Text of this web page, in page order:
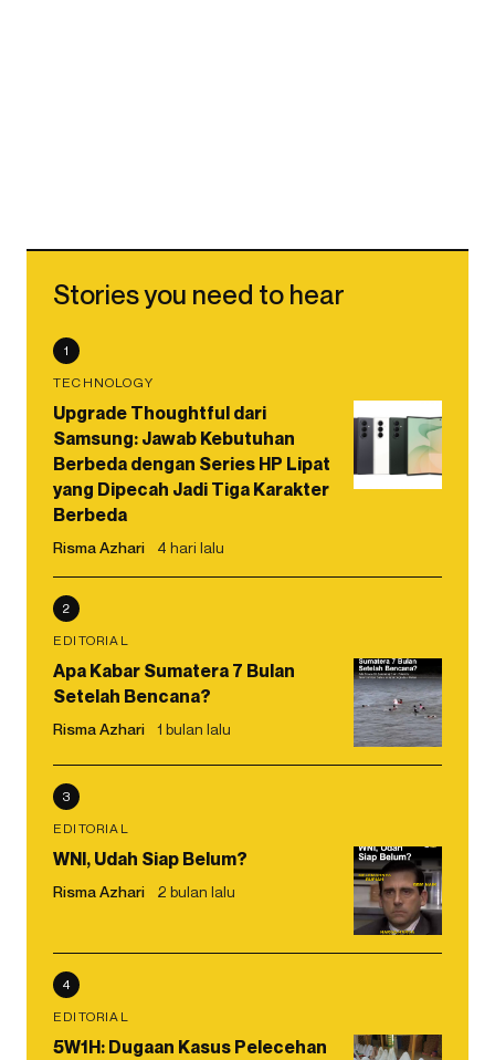
Stories you need to hear
1
TECHNOLOGY
Upgrade Thoughtful dari
Samsung: Jawab Kebutuhan
Berbeda dengan Series HP Lipat
yang Dipecah Jadi Tiga Karakter
Berbeda
Risma Azhari 4 hari lalu
2
EDITORIAL
Apa Kabar Sumatera 7 Bulan
Setelah Bencana?
Risma Azhari 1 bulan lalu
3
EDITORIAL
WNI, Udah Siap Belum?
Risma Azhari 2 bulan lalu
4
EDITORIAL
5W1H: Dugaan Kasus Pelecehan